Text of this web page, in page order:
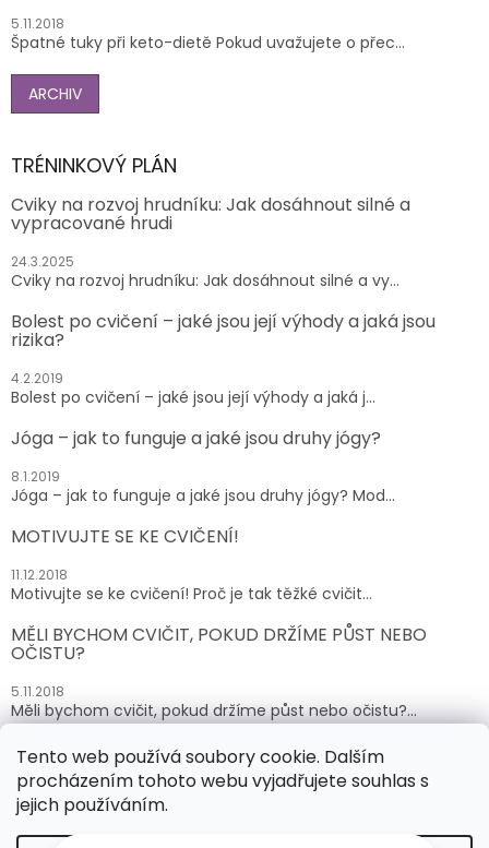
Tento web používá soubory cookie. Dalším
procházením tohoto webu vyjadřujete souhlas s
jejich používáním.
5.11.2018
Špatné tuky při keto-dietě Pokud uvažujete o přec...
ARCHIV
TRÉNINKOVÝ PLÁN
Cviky na rozvoj hrudníku: Jak dosáhnout silné a
vypracované hrudi
24.3.2025
Cviky na rozvoj hrudníku: Jak dosáhnout silné a vy...
Bolest po cvičení – jaké jsou její výhody a jaká jsou
rizika?
4.2.2019
Bolest po cvičení – jaké jsou její výhody a jaká j...
Jóga – jak to funguje a jaké jsou druhy jógy?
8.1.2019
Jóga – jak to funguje a jaké jsou druhy jógy? Mod...
MOTIVUJTE SE KE CVIČENÍ!
11.12.2018
Motivujte se ke cvičení! Proč je tak těžké cvičit...
MĚLI BYCHOM CVIČIT, POKUD DRŽÍME PŮST NEBO
OČISTU?
5.11.2018
Měli bychom cvičit, pokud držíme půst nebo očistu?...
ARCHIV